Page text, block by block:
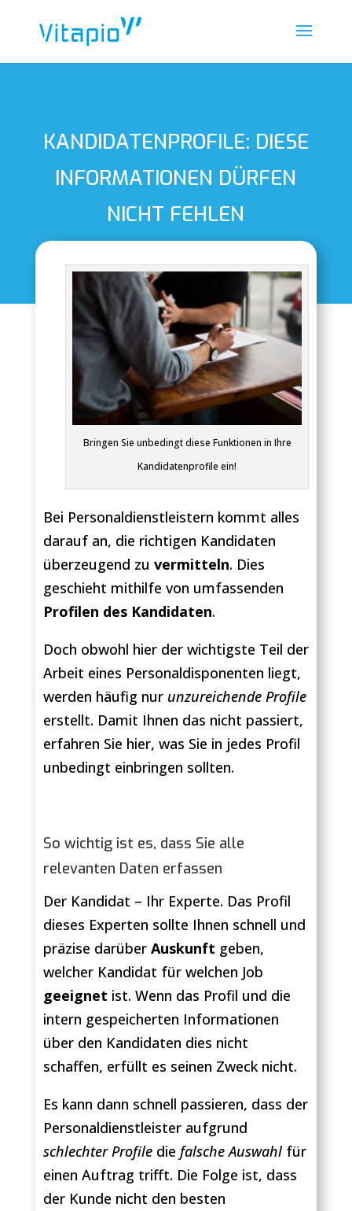
KANDIDATENPROFILE: DIESE
INFORMATIONEN DÜRFEN
NICHT FEHLEN
Bringen Sie unbedingt diese Funktionen in Ihre
Kandidatenprofile ein!
Bei Personaldienstleistern kommt alles
darauf an, die richtigen Kandidaten
überzeugend zu vermitteln. Dies
geschieht mithilfe von umfassenden
Profilen des Kandidaten.
Doch obwohl hier der wichtigste Teil der
Arbeit eines Personaldisponenten liegt,
werden häufig nur unzureichende Profile
erstellt. Damit Ihnen das nicht passiert,
erfahren Sie hier, was Sie in jedes Profil
unbedingt einbringen sollten.
So wichtig ist es, dass Sie alle
relevanten Daten erfassen
Der Kandidat – Ihr Experte. Das Profil
dieses Experten sollte Ihnen schnell und
präzise darüber Auskunft geben,
welcher Kandidat für welchen Job
geeignet ist. Wenn das Profil und die
intern gespeicherten Informationen
über den Kandidaten dies nicht
schaffen, erfüllt es seinen Zweck nicht.
Es kann dann schnell passieren, dass der
Personaldienstleister aufgrund
schlechter Profiledie falsche Auswahlfür
einen Auftrag trifft. Die Folge ist, dass
der Kunde nicht den besten